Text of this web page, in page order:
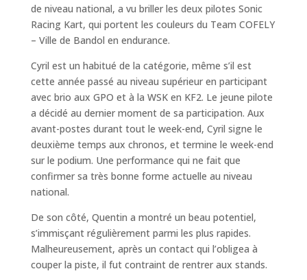
de niveau national, a vu briller les deux pilotes Sonic
Racing Kart, qui portent les couleurs du Team COFELY
– Ville de Bandol en endurance.
Cyril est un habitué de la catégorie, même s’il est
cette année passé au niveau supérieur en participant
avec brio aux GPO et à la WSK en KF2. Le jeune pilote
a décidé au dernier moment de sa participation. Aux
avant-postes durant tout le week-end, Cyril signe le
deuxième temps aux chronos, et termine le week-end
sur le podium. Une performance qui ne fait que
confirmer sa très bonne forme actuelle au niveau
national.
De son côté, Quentin a montré un beau potentiel,
s’immisçant régulièrement parmi les plus rapides.
Malheureusement, après un contact qui l’obligea à
couper la piste, il fut contraint de rentrer aux stands.